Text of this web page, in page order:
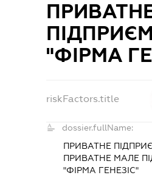
"ФІРМА
riskFactors.title
dossier.fullName:
ПРИВАТНЕ
ПРИВАТНЕ МАЛЕ
"ФІРМА ГЕНЕЗІС"